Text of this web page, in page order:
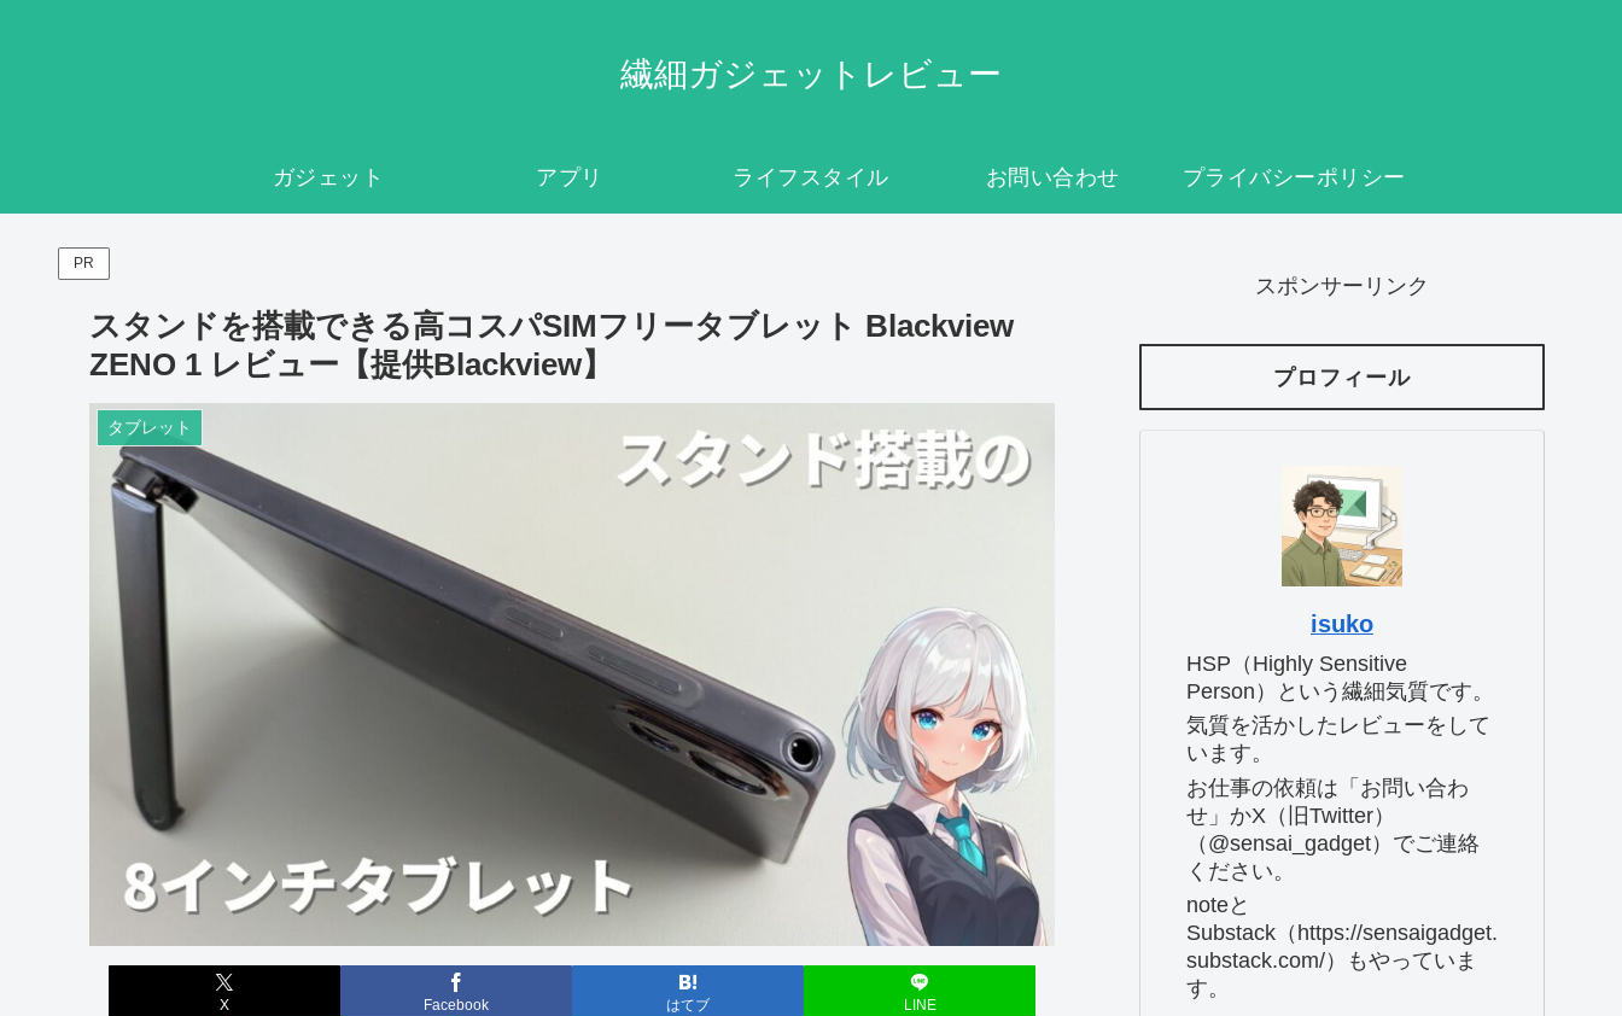
繊細ガジェットレビュー
ガジェット アプリ ライフスタイル お問い合わせ プライバシーポリシー
PR
スタンドを搭載できる高コスパSIMフリータブレット Blackview
ZENO 1 レビュー【提供Blackview】
タブレット
X Facebook はてブ LINE
スポンサーリンク
プロフィール
isuko
HSP（Highly Sensitive
Person）という繊細気質です。
気質を活かしたレビューをして
います。
お仕事の依頼は「お問い合わ
せ」かX（旧Twitter）
（@sensai_gadget）でご連絡
ください。
noteと
Substack（https://sensaigadget.
substack.com/）もやっていま
す。